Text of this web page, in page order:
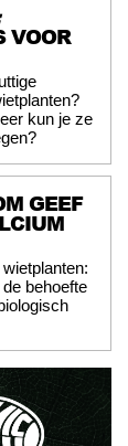
VOOR
kun je ze
GEEF
behoefte